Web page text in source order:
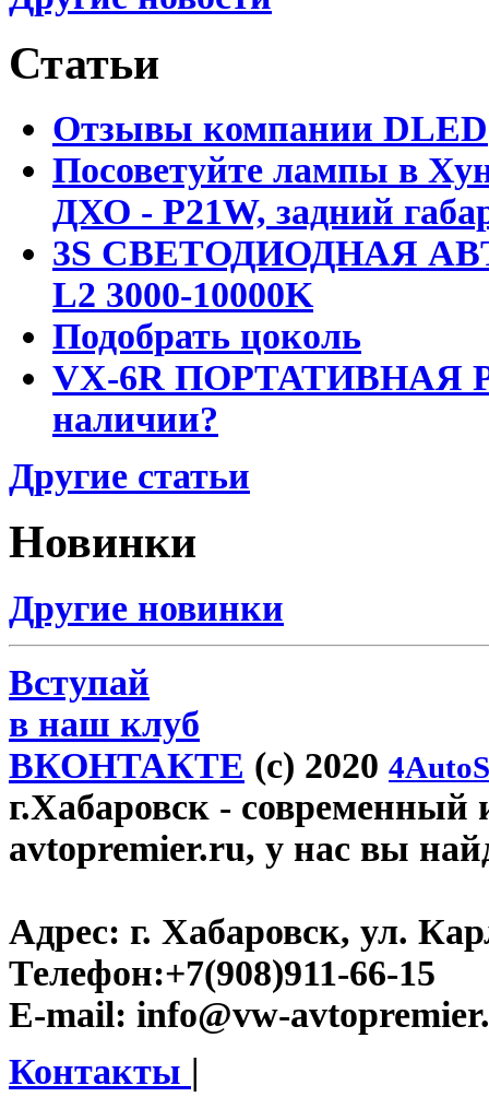
Статьи
Отзывы компании DLED
Посоветуйте лампы в
ДХО - P21W, задний
3S СВЕТОДИОДНАЯ
L2 3000-10000K
Подобрать цоколь
VX-6R ПОРТАТИВНАЯ
наличии?
Другие статьи
Новинки
Другие новинки
Вступай
в наш клуб
ВКОНТАКТЕ (c) 2020
г.Хабаровск - современный
avtopremier.ru, у нас вы
Адрес: г. Хабаровск, ул.
Телефон:+7(908)911-66-15
E-mail: info@vw-
Контакты |